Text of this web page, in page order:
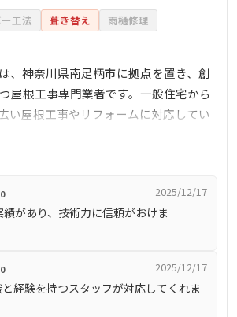
工法 葺き替え
雨樋修理
、神奈川県南足柄市に拠点を置き、創
屋根工事専門業者です。一般住宅から
い屋根工事やリフォームに対応してい
な知識と技術を要する神社仏閣の屋根
小田原市、箱根町、大井町、開成町、
野市まで幅広いエリアでサービスを提
様の屋根に関するお悩みに対し、迅速
掛けています。
2025/12/17
績があり、技術力に信頼がおけま
2025/12/17
と経験を持つスタッフが対応してくれま